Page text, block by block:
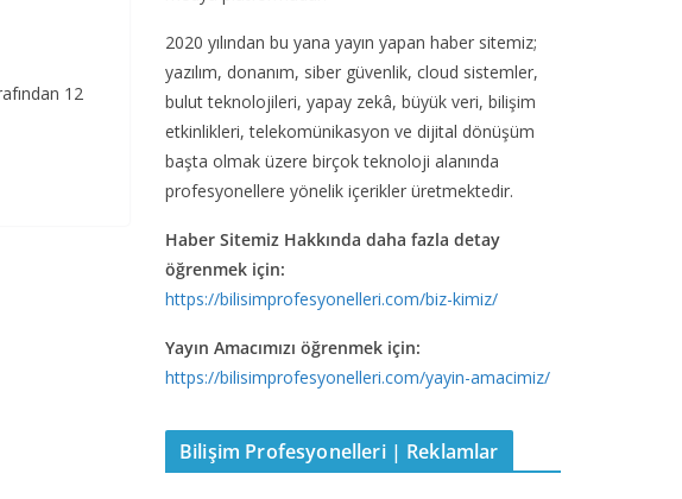
12
2020 yılından bu yana yayın yapan haber sitemiz;
yazılım, donanım, siber güvenlik, cloud sistemler,
bulut teknolojileri, yapay zekâ, büyük veri, bilişim
etkinlikleri, telekomünikasyon ve dijital dönüşüm
başta olmak üzere birçok teknoloji alanında
profesyonellere yönelik içerikler üretmektedir.
Haber Sitemiz Hakkında daha fazla detay
öğrenmek için:
https://bilisimprofesyonelleri.com/biz-kimiz/
Yayın Amacımızı öğrenmek için:
https://bilisimprofesyonelleri.com/yayin-amacimiz/
Bilişim Profesyonelleri | Reklamlar